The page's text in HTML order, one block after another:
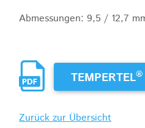
Abmessungen: 9,5 / 12,7
TEMPERTEL®
Zurück zur Übersicht